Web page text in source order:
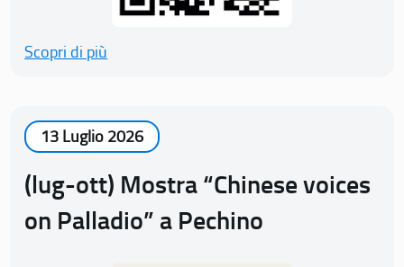
Scopri di più
13 Luglio 2026
(lug-ott) Mostra “Chinese voices
on Palladio” a Pechino